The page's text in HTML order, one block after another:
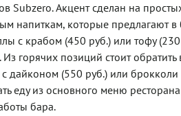
Subzero. Акцент сделан на
напиткам, которые предлагают
с крабом (450 руб.) или тофу
горячих позиций стоит
дайконом (550 руб.) или брокколи
еду из основного меню
бара.